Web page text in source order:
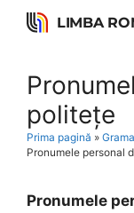
Skip
LIMBA
politețe
Prima pagină »
Pronumele personal
Pronumele